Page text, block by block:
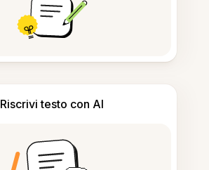
Riscrivi testo con AI